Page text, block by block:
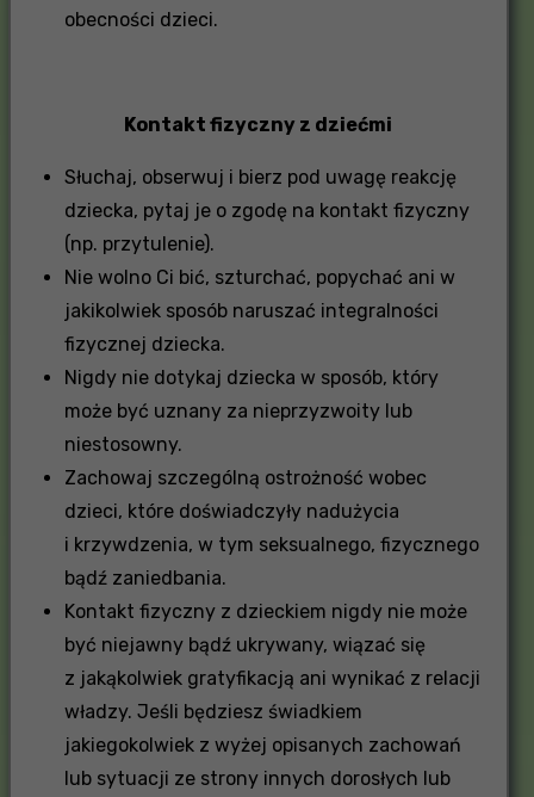
obecności dzieci.
Kontakt fizyczny z dziećmi
Słuchaj, obserwuj i bierz pod uwagę reakcję
dziecka, pytaj je o zgodę na kontakt fizyczny
(np. przytulenie).
Nie wolno Ci bić, szturchać, popychać ani w
jakikolwiek sposób naruszać integralności
fizycznej dziecka.
Nigdy nie dotykaj dziecka w sposób, który
może być uznany za nieprzyzwoity lub
niestosowny.
Zachowaj szczególną ostrożność wobec
dzieci, które doświadczyły nadużycia
i krzywdzenia, w tym seksualnego, fizycznego
bądź zaniedbania.
Kontakt fizyczny z dzieckiem nigdy nie może
być niejawny bądź ukrywany, wiązać się
z jakąkolwiek gratyfikacją ani wynikać z relacji
władzy. Jeśli będziesz świadkiem
jakiegokolwiek z wyżej opisanych zachowań
lub sytuacji ze strony innych dorosłych lub